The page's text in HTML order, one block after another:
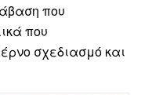
που
που
σχεδιασμό και